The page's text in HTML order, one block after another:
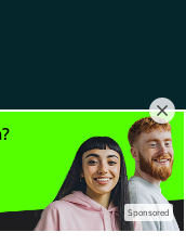
Sponsored
Nutzungsbedingungen